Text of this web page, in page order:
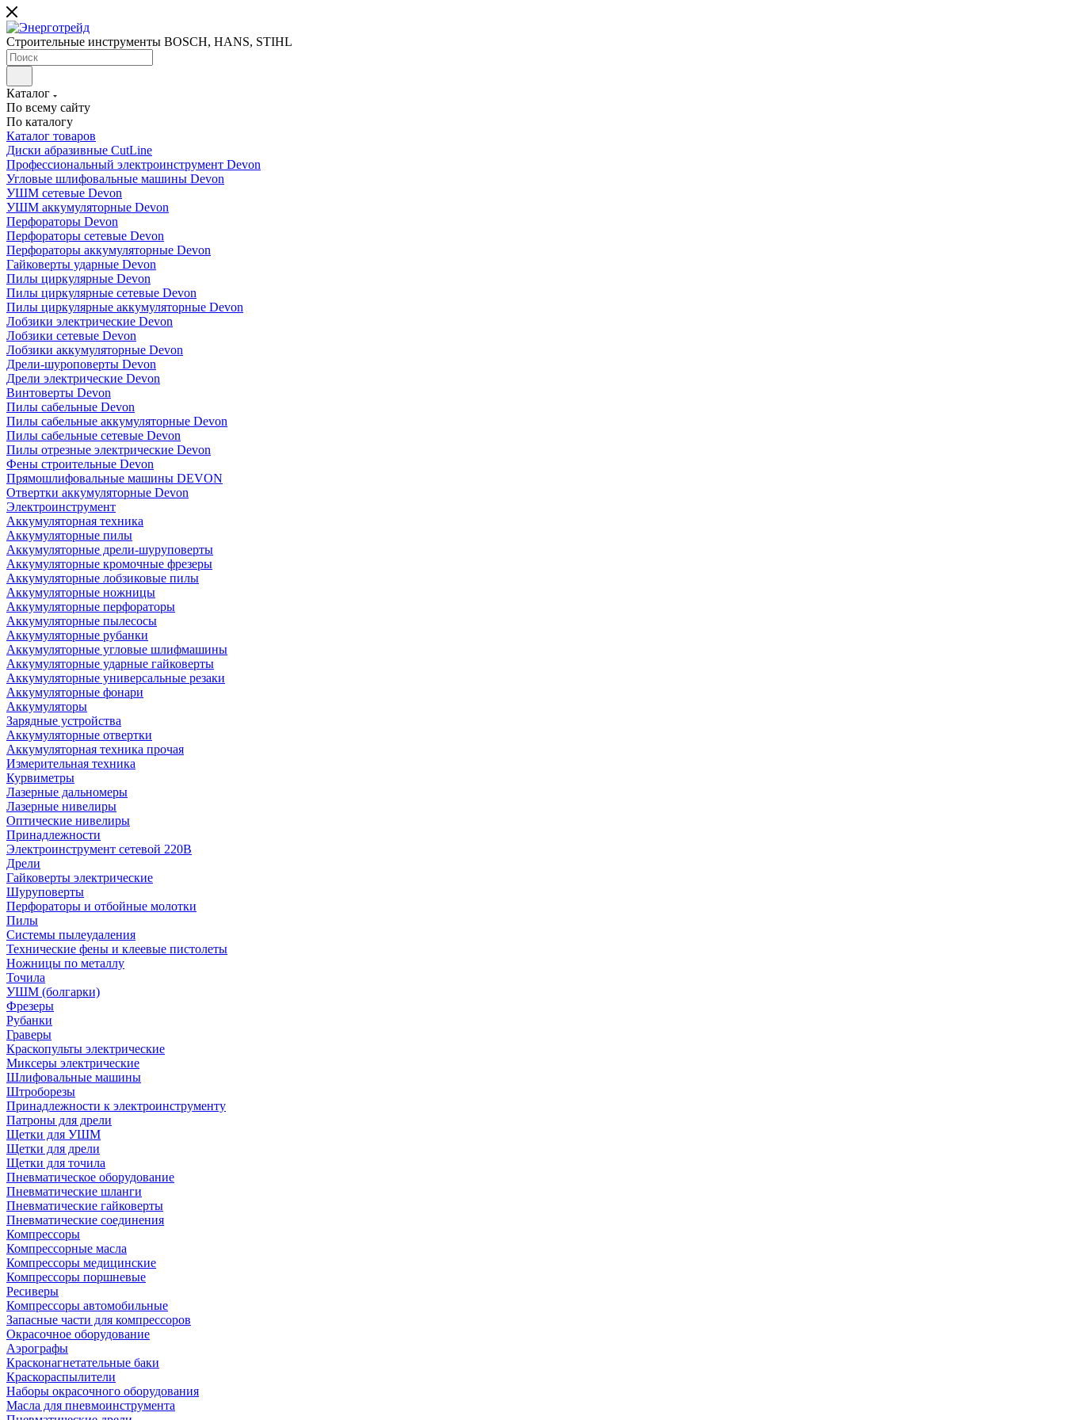
Строительные инструменты BOSCH, HANS, STIHL
Каталог
По всему сайту
По каталогу
Каталог товаров
Диски абразивные CutLine
Профессиональный электроинструмент Devon
Угловые шлифовальные машины Devon
УШМ сетевые Devon
УШМ аккумуляторные Devon
Перфораторы Devon
Перфораторы сетевые Devon
Перфораторы аккумуляторные Devon
Гайковерты ударные Devon
Пилы циркулярные Devon
Пилы циркулярные сетевые Devon
Пилы циркулярные аккумуляторные Devon
Лобзики электрические Devon
Лобзики сетевые Devon
Лобзики аккумуляторные Devon
Дрели-шуроповерты Devon
Дрели электрические Devon
Винтоверты Devon
Пилы сабельные Devon
Пилы сабельные аккумуляторные Devon
Пилы сабельные сетевые Devon
Пилы отрезные электрические Devon
Фены строительные Devon
Прямошлифовальные машины DEVON
Отвертки аккумуляторные Devon
Электроинструмент
Аккумуляторная техника
Аккумуляторные пилы
Аккумуляторные дрели-шуруповерты
Аккумуляторные кромочные фрезеры
Аккумуляторные лобзиковые пилы
Аккумуляторные ножницы
Аккумуляторные перфораторы
Аккумуляторные пылесосы
Аккумуляторные рубанки
Аккумуляторные угловые шлифмашины
Аккумуляторные ударные гайковерты
Аккумуляторные универсальные резаки
Аккумуляторные фонари
Аккумуляторы
Зарядные устройства
Аккумуляторные отвертки
Аккумуляторная техника прочая
Измерительная техника
Курвиметры
Лазерные дальномеры
Лазерные нивелиры
Оптические нивелиры
Принадлежности
Электроинструмент сетевой 220В
Дрели
Гайковерты электрические
Шуруповерты
Перфораторы и отбойные молотки
Пилы
Системы пылеудаления
Технические фены и клеевые пистолеты
Ножницы по металлу
Точила
УШМ (болгарки)
Фрезеры
Рубанки
Граверы
Краскопульты электрические
Миксеры электрические
Шлифовальные машины
Штроборезы
Принадлежности к электроинструменту
Патроны для дрели
Щетки для УШМ
Щетки для дрели
Щетки для точила
Пневматическое оборудование
Пневматические шланги
Пневматические гайковерты
Пневматические соединения
Компрессоры
Компрессорные масла
Компрессоры медицинские
Компрессоры поршневые
Ресиверы
Компрессоры автомобильные
Запасные части для компрессоров
Окрасочное оборудование
Аэрографы
Красконагнетательные баки
Краскораспылители
Наборы окрасочного оборудования
Масла для пневмоинструмента